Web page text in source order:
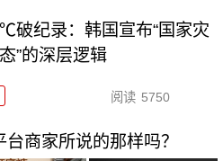
破纪录：韩国宣布“国家灾
”的深层逻辑
阅读 5750
商家所说的那样吗？